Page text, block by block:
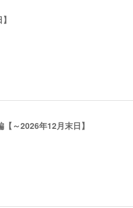
～2026年12月末日】